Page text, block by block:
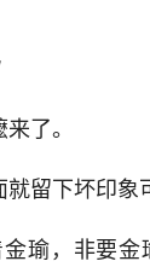
了。
留下坏印象
瑜，非要